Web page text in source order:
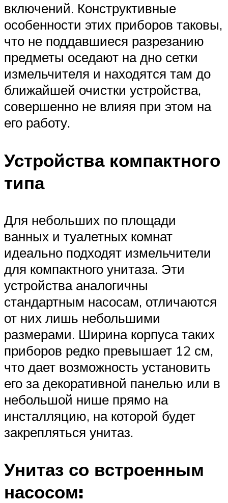
включений. Конструктивные
особенности этих приборов таковы,
что не поддавшиеся разрезанию
предметы оседают на дно сетки
измельчителя и находятся там до
ближайшей очистки устройства,
совершенно не влияя при этом на
его работу.
Устройства компактного
типа
Для небольших по площади
ванных и туалетных комнат
идеально подходят измельчители
для компактного унитаза. Эти
устройства аналогичны
стандартным насосам, отличаются
от них лишь небольшими
размерами. Ширина корпуса таких
приборов редко превышает 12 см,
что дает возможность установить
его за декоративной панелью или в
небольшой нише прямо на
инсталляцию, на которой будет
закрепляться унитаз.
Унитаз со встроенным
насосом: